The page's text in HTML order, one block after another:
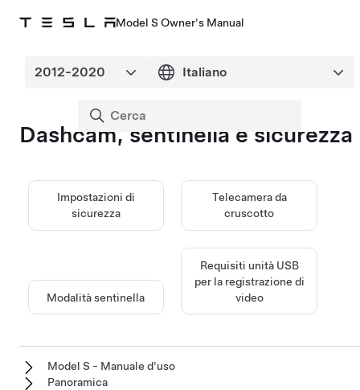
Model S Owner's Manual
Dashcam, sentinella e sicurezza
Impostazioni di
sicurezza
Telecamera da
cruscotto
Modalità sentinella
Requisiti unità USB
per la registrazione di
video
Model S - Manuale d'uso
Panoramica